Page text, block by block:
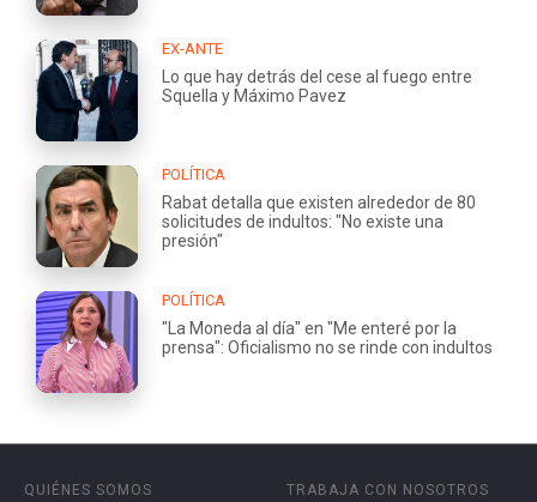
EX-ANTE
Lo que hay detrás del cese al fuego entre
Squella y Máximo Pavez
POLÍTICA
Rabat detalla que existen alrededor de 80
solicitudes de indultos: "No existe una
presión"
POLÍTICA
"La Moneda al día" en "Me enteré por la
prensa": Oficialismo no se rinde con indultos
QUIÉNES SOMOS
TRABAJA CON NOSOTROS